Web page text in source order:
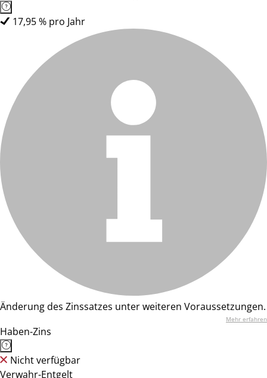
17,95 % pro Jahr
Änderung des Zinssatzes unter weiteren Voraussetzungen.
Mehr erfahren
Haben-Zins
Nicht verfügbar
Verwahr-Entgelt